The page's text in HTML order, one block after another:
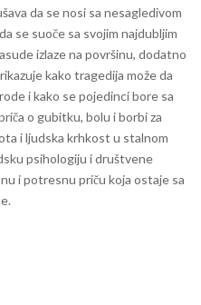
da se nosi sa nesagledivom
se suoče sa svojim najdubljim
izlaze na površinu, dodatno
kako tragedija može da
i kako se pojedinci bore sa
o gubitku, bolu i borbi za
i ljudska krhkost u stalnom
psihologiju i društvene
i potresnu priču koja ostaje sa